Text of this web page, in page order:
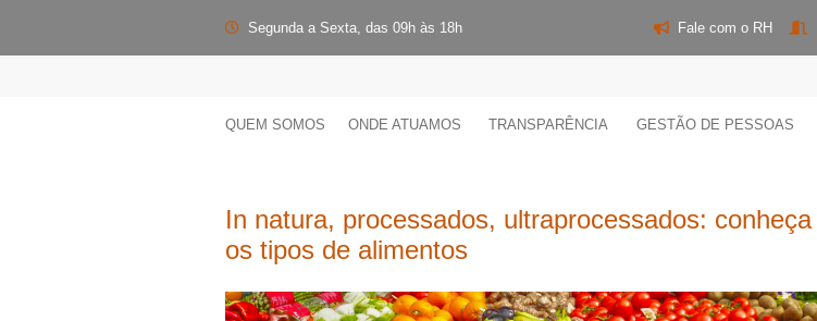
Segunda a Sexta, das 09h às 18h Fale com o RH
QUEM SOMOS ONDE ATUAMOS TRANSPARÊNCIA GESTÃO DE PESSOAS
In natura, processados, ultraprocessados: conheça
os tipos de alimentos